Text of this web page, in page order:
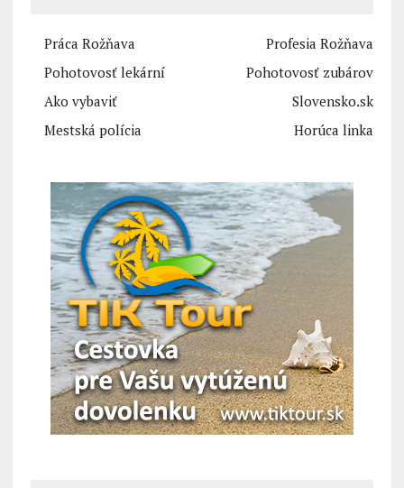
Práca Rožňava
Profesia Rožňava
Pohotovosť lekární
Pohotovosť zubárov
Ako vybaviť
Slovensko.sk
Mestská polícia
Horúca linka